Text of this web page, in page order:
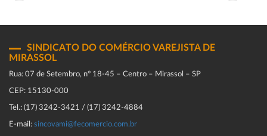
SINDICATO DO COMÉRCIO VAREJISTA DE
MIRASSOL
Rua: 07 de Setembro, n° 18-45 – Centro – Mirassol – SP
CEP: 15130-000
Tel.: (17) 3242-3421 / (17) 3242-4884
E-mail: sincovami@fecomercio.com.br